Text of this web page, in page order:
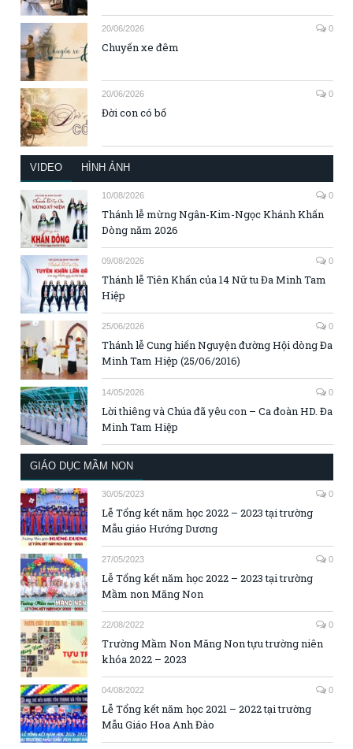
20/06/2026 0
Chuyến xe đêm
20/06/2026 0
Đời con có bố
VIDEO HÌNH ẢNH
10/08/2026 0
Thánh lễ mừng Ngân-Kim-Ngọc Khánh Khấn
Dòng năm 2026
09/08/2026 0
Thánh lễ Tiên Khấn của 14 Nữ tu Đa Minh Tam
Hiệp
25/06/2026 0
Thánh lễ Cung hiến Nguyện đường Hội dòng Đa
Minh Tam Hiệp (25/06/2016)
14/05/2026 0
Lời thiêng và Chúa đã yêu con – Ca đoàn HD. Đa
Minh Tam Hiệp
GIÁO DỤC MẦM NON
30/05/2023 0
Lễ Tổng kết năm học 2022 – 2023 tại trường
Mẫu giáo Hướng Dương
27/05/2023 0
Lễ Tổng kết năm học 2022 – 2023 tại trường
Mầm non Măng Non
22/08/2022 0
Trường Mầm Non Măng Non tựu trường niên
khóa 2022 – 2023
04/08/2022 0
Lễ Tổng kết năm học 2021 – 2022 tại trường
Mẫu Giáo Hoa Anh Đào